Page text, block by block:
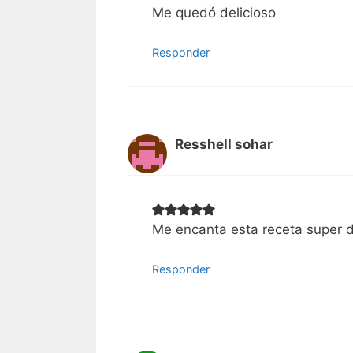
Me quedó delicioso
Responder
Resshell sohar
Me encanta esta receta super
Responder